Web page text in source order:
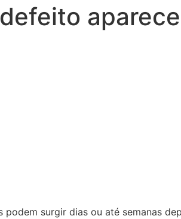
surgir dias ou até semanas